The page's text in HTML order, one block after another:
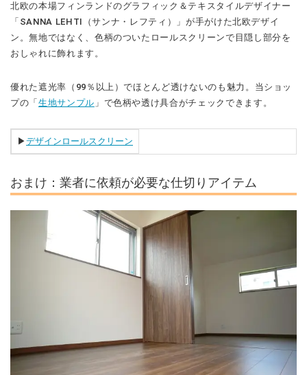
北欧の本場フィンランドのグラフィック＆テキスタイルデザイナー
「SANNA LEHTI（サンナ・レフティ）」が手がけた北欧デザイ
ン。無地ではなく、色柄のついたロールスクリーンで目隠し部分を
おしゃれに飾れます。
優れた遮光率（99％以上）でほとんど透けないのも魅力。当ショッ
プの「 生地サンプル 」で色柄や透け具合がチェックできます。
▶︎デザインロールスクリーン
おまけ：業者に依頼が必要な仕切りアイテム